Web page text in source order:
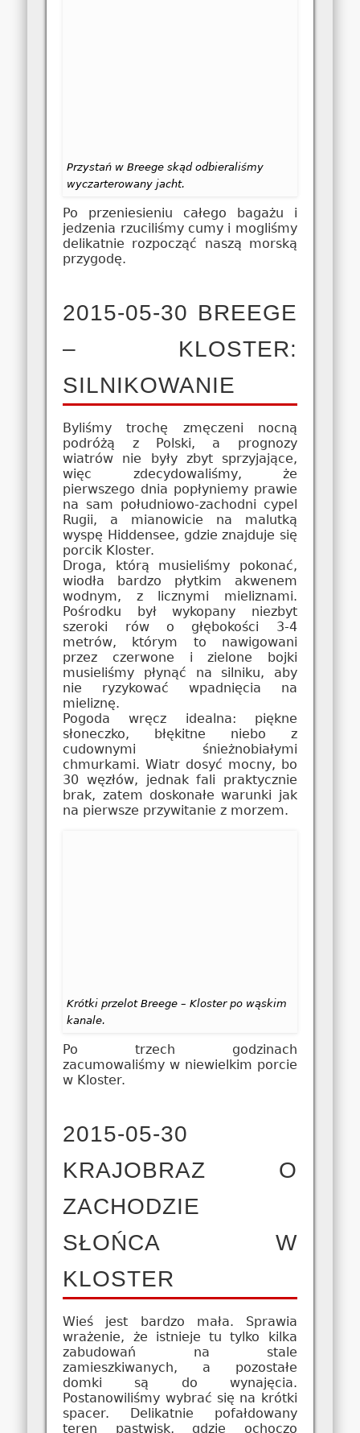
Przystań w Breege skąd odbieraliśmy
wyczarterowany jacht.
Po przeniesieniu całego bagażu i
jedzenia rzuciliśmy cumy i mogliśmy
delikatnie rozpocząć naszą morską
przygodę.
2015-05-30 BREEGE
– KLOSTER:
SILNIKOWANIE
Byliśmy trochę zmęczeni nocną
podróżą z Polski, a prognozy
wiatrów nie były zbyt sprzyjające,
więc zdecydowaliśmy, że
pierwszego dnia popłyniemy prawie
na sam południowo-zachodni cypel
Rugii, a mianowicie na malutką
wyspę Hiddensee, gdzie znajduje się
porcik Kloster.
Droga, którą musieliśmy pokonać,
wiodła bardzo płytkim akwenem
wodnym, z licznymi mieliznami.
Pośrodku był wykopany niezbyt
szeroki rów o głębokości 3-4
metrów, którym to nawigowani
przez czerwone i zielone bojki
musieliśmy płynąć na silniku, aby
nie ryzykować wpadnięcia na
mieliznę.
Pogoda wręcz idealna: piękne
słoneczko, błękitne niebo z
cudownymi śnieżnobiałymi
chmurkami. Wiatr dosyć mocny, bo
30 węzłów, jednak fali praktycznie
brak, zatem doskonałe warunki jak
na pierwsze przywitanie z morzem.
Krótki przelot Breege – Kloster po wąskim
kanale.
Po trzech godzinach
zacumowaliśmy w niewielkim porcie
w Kloster.
2015-05-30
KRAJOBRAZ O
ZACHODZIE
SŁOŃCA W
KLOSTER
Wieś jest bardzo mała. Sprawia
wrażenie, że istnieje tu tylko kilka
zabudowań na stale
zamieszkiwanych, a pozostałe
domki są do wynajęcia.
Postanowiliśmy wybrać się na krótki
spacer. Delikatnie pofałdowany
teren pastwisk, gdzie ochoczo